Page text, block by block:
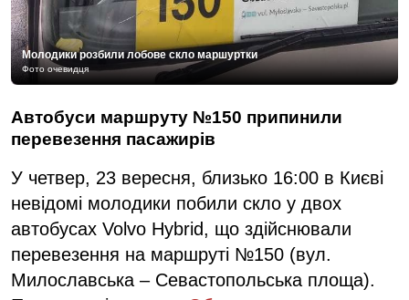
Молодики розбили лобове скло маршуртки
Фото очевидця
Автобуси маршруту №150 припинили
перевезення пасажирів
У четвер, 23 вересня, близько 16:00 в Києві
невідомі молодики побили скло у двох
автобусах Volvo Hybrid, що здійснювали
перевезення на маршруті №150 (вул.
Милославська – Севастопольська площа).